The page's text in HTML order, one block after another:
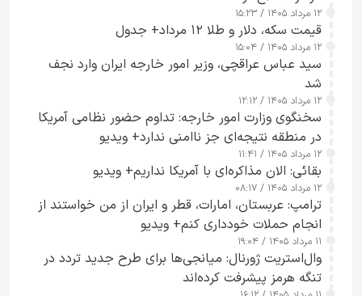
۱۲ مرداد ۱۴۰۵ / ۱۵:۲۳
قیمت سکه، دلار و طلا ۱۲ مرداد+ جدول
۱۲ مرداد ۱۴۰۵ / ۱۵:۰۴
سید عباس عراقچی، وزیر امور خارجه ایران وارد نجف
شد
۱۲ مرداد ۱۴۰۵ / ۱۲:۱۲
سخنگوی وزارت امور خارجه: تداوم حضور نظامی آمریکا
در منطقه نتیجه‌ای جز ناامنی ندارد+ ویدیو
۱۲ مرداد ۱۴۰۵ / ۱۱:۴۱
بقائی: الان مذاکره‌ای با آمریکا نداریم+ ویدیو
۱۲ مرداد ۱۴۰۵ / ۰۸:۱۷
ترامپ: عربستان، امارات، قطر و ایران از من خواستند از
انجام حملات خودداری کنم+ ویدیو
۱۱ مرداد ۱۴۰۵ / ۱۹:۰۴
وال‌استریت ژورنال: میانجی‌ها برای طرح جدید تردد در
تنگه هرمز پیشرفت کرده‌اند